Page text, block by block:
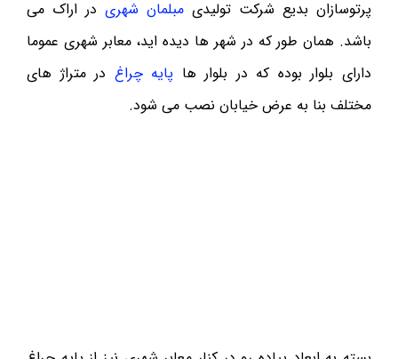
پرتوسازان بدیع شرکت تولیدی مبلمان شهری در اراک می
باشد. همان طور که در شهر ها دیده اید، معابر شهری عموما
دارای بلوار بوده که در بلوار ها پایه چراغ در متراژ های
مختلف بنا به عرض خیابان نصب می شود.